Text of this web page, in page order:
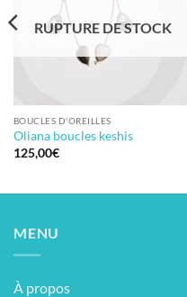
RUPTURE DE STOCK
BOUCLES D'OREILLES
Oliana boucles keshis
125,00€
MENU
À propos